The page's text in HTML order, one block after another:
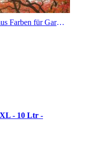
Japanischer Ahorn: Ein Meer aus Farben für Garten, Terrasse und Balkon – Der ultimative Guide zu Sorten, Pflege und Schnitt von Acer palmatum & Co.
XL - 10 Ltr -